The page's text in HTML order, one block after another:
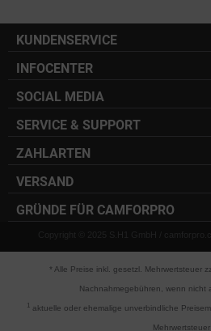
KUNDENSERVICE
INFOCENTER
SOCIAL MEDIA
SERVICE & SUPPORT
ZAHLARTEN
VERSAND
GRÜNDE FÜR CAMFORPRO
Copyright © 2025 S.H1 GmbH /
* Alle Preise inkl. gesetzl. Mehrwertsteuer
Nachnahmegebühren, wenn nicht
aktuelle oder ehemalige unverbindliche
Mehrwertsteuer